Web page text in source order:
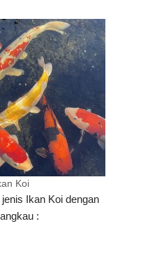
Koi
Ikan Koi dengan
: